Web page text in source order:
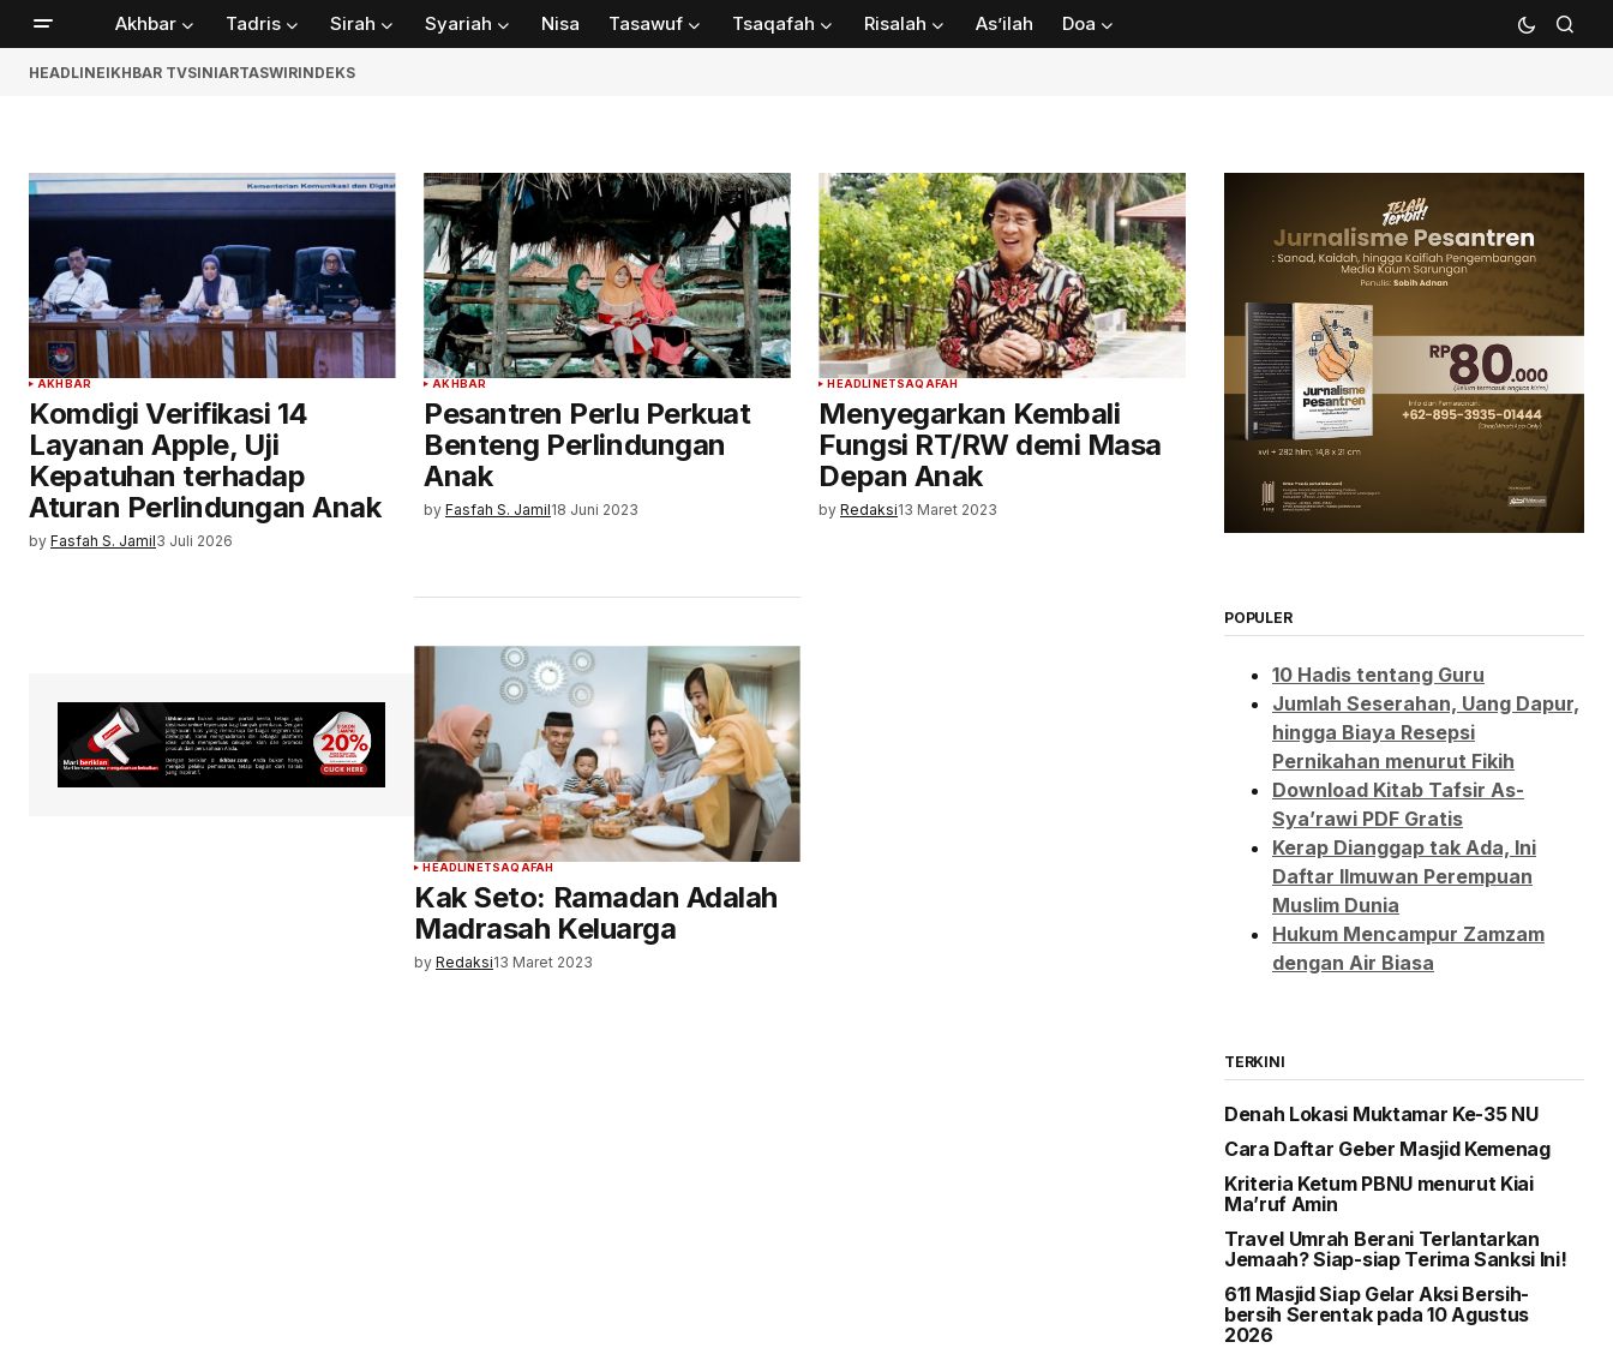
Akhbar Tadris Sirah Syariah Nisa Tasawuf Tsaqafah Risalah As’ilah Doa
HEADLINEIKHBAR TVSINIARTASWIRINDEKS
AKHBAR
Komdigi Verifikasi 14
Layanan Apple, Uji
Kepatuhan terhadap
Aturan Perlindungan Anak
by Fasfah S. Jamil3 Juli 2026
AKHBAR
Pesantren Perlu Perkuat
Benteng Perlindungan
Anak
by Fasfah S. Jamil18 Juni 2023
HEADLINETSAQAFAH
Menyegarkan Kembali
Fungsi RT/RW demi Masa
Depan Anak
by Redaksi13 Maret 2023
HEADLINETSAQAFAH
Kak Seto: Ramadan Adalah
Madrasah Keluarga
by Redaksi13 Maret 2023
POPULER
10 Hadis tentang Guru
Jumlah Seserahan, Uang Dapur,
hingga Biaya Resepsi
Pernikahan menurut Fikih
Download Kitab Tafsir As-
Sya’rawi PDF Gratis
Kerap Dianggap tak Ada, Ini
Daftar Ilmuwan Perempuan
Muslim Dunia
Hukum Mencampur Zamzam
dengan Air Biasa
TERKINI
Denah Lokasi Muktamar Ke-35 NU
Cara Daftar Geber Masjid Kemenag
Kriteria Ketum PBNU menurut Kiai
Ma’ruf Amin
Travel Umrah Berani Terlantarkan
Jemaah? Siap-siap Terima Sanksi Ini!
611 Masjid Siap Gelar Aksi Bersih-
bersih Serentak pada 10 Agustus
2026